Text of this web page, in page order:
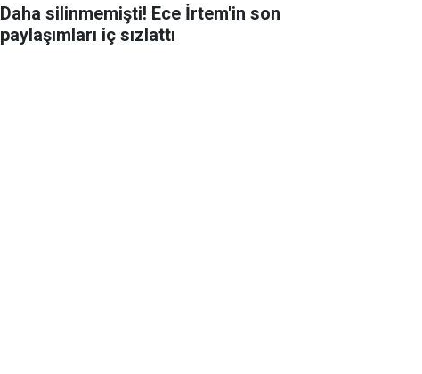
Daha silinmemişti! Ece İrtem'in son
paylaşımları iç sızlattı